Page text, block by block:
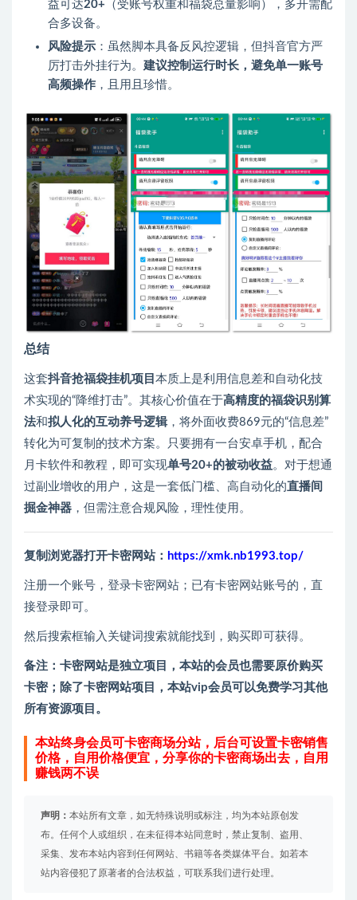
益可达20+ （受账号权重和福袋总量影响），多开需配
合多设备。
风险提示 ：虽然脚本具备反风控逻辑，但抖音官方严
厉打击外挂行为。 建议控制运行时长，避免单一账号
高频操作 ，且用且珍惜。
总结
这套抖音抢福袋挂机项目 本质上是利用信息差和自动化技
术实现的“降维打击”。其核心价值在于高精度的福袋识别算
法和拟人化的互动养号逻辑，将外面收费869元的“信息差”
转化为可复制的技术方案。只要拥有一台安卓手机，配合
月卡软件和教程，即可实现单号20+的被动收益。对于想通
过副业增收的用户，这是一套低门槛、高自动化的直播间
掘金神器 ，但需注意合规风险，理性使用。
复制浏览器打开卡密网站： https://xmk.nb1993.top/
注册一个账号，登录卡密网站；已有卡密网站账号的，直
接登录即可。
然后搜索框输入关键词搜索就能找到，购买即可获得。
备注：卡密网站是独立项目，本站的会员也需要原价购买
卡密；除了卡密网站项目，本站vip会员可以免费学习其他
所有资源项目。
本站终身会员可卡密商场分站，后台可设置卡密销售
价格，自用价格便宜，分享你的卡密商场出去，自用
赚钱两不误
声明： 本站所有文章，如无特殊说明或标注，均为本站原创发
布。任何个人或组织，在未征得本站同意时，禁止复制、盗用、
采集、发布本站内容到任何网站、书籍等各类媒体平台。如若本
站内容侵犯了原著者的合法权益，可联系我们进行处理。